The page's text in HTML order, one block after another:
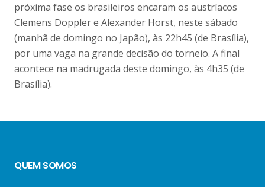
próxima fase os brasileiros encaram os austríacos
Clemens Doppler e Alexander Horst, neste sábado
(manhã de domingo no Japão), às 22h45 (de Brasília),
por uma vaga na grande decisão do torneio. A final
acontece na madrugada deste domingo, às 4h35 (de
Brasília).
QUEM SOMOS